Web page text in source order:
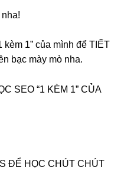
kèm 1” của mình để TIẾT
bạc mày mò nha.
SEO “1 KÈM 1” CỦA
ĐỂ HỌC CHÚT CHÚT